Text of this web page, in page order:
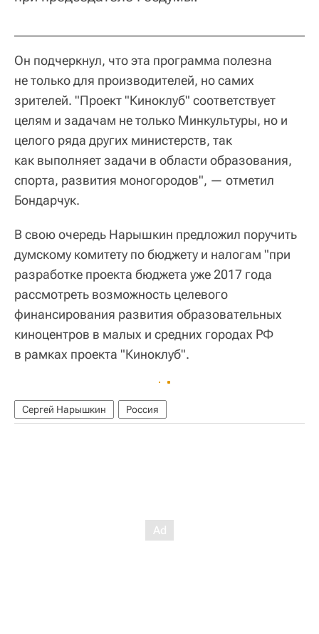
Он подчеркнул, что эта программа полезна
не только для производителей, но самих
зрителей. "Проект "Киноклуб" соответствует
целям и задачам не только Минкультуры, но и
целого ряда других министерств, так
как выполняет задачи в области образования,
спорта, развития моногородов", — отметил
Бондарчук.
В свою очередь Нарышкин предложил поручить
думскому комитету по бюджету и налогам "при
разработке проекта бюджета уже 2017 года
рассмотреть возможность целевого
финансирования развития образовательных
киноцентров в малых и средних городах РФ
в рамках проекта "Киноклуб".
Сергей Нарышкин Россия